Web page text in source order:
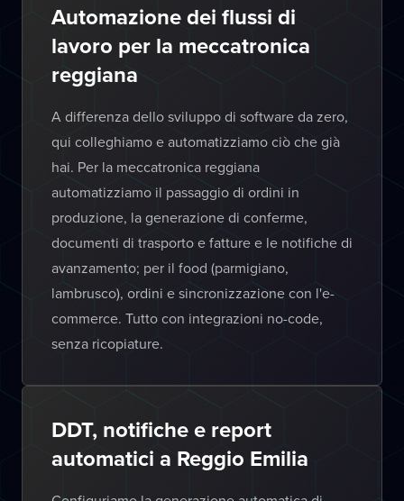
Automazione dei flussi di
lavoro per la meccatronica
reggiana
A differenza dello sviluppo di software da zero,
qui colleghiamo e automatizziamo ciò che già
hai. Per la meccatronica reggiana
automatizziamo il passaggio di ordini in
produzione, la generazione di conferme,
documenti di trasporto e fatture e le notifiche di
avanzamento; per il food (parmigiano,
lambrusco), ordini e sincronizzazione con l'e-
commerce. Tutto con integrazioni no-code,
senza ricopiature.
DDT, notifiche e report
automatici a Reggio Emilia